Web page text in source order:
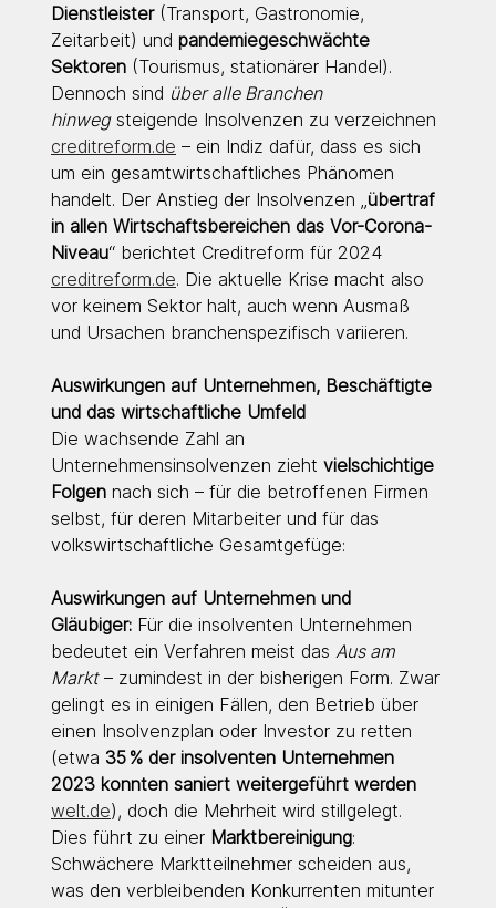
Dienstleister (Transport, Gastronomie,
Zeitarbeit) und pandemiegeschwächte
Sektoren (Tourismus, stationärer Handel).
Dennoch sind über alle Branchen
hinweg steigende Insolvenzen zu verzeichnen
creditreform.de – ein Indiz dafür, dass es sich
um ein gesamtwirtschaftliches Phänomen
handelt. Der Anstieg der Insolvenzen „ übertraf
in allen Wirtschaftsbereichen das Vor-Corona-
Niveau“ berichtet Creditreform für 2024
creditreform.de. Die aktuelle Krise macht also
vor keinem Sektor halt, auch wenn Ausmaß
und Ursachen branchenspezifisch variieren.
Auswirkungen auf Unternehmen, Beschäftigte
und das wirtschaftliche Umfeld
Die wachsende Zahl an
Unternehmensinsolvenzen zieht vielschichtige
Folgen nach sich – für die betroffenen Firmen
selbst, für deren Mitarbeiter und für das
volkswirtschaftliche Gesamtgefüge:
Auswirkungen auf Unternehmen und
Gläubiger: Für die insolventen Unternehmen
bedeutet ein Verfahren meist das Aus am
Markt – zumindest in der bisherigen Form. Zwar
gelingt es in einigen Fällen, den Betrieb über
einen Insolvenzplan oder Investor zu retten
(etwa 35 % der insolventen Unternehmen
2023 konnten saniert weitergeführt werden
welt.de), doch die Mehrheit wird stillgelegt.
Dies führt zu einer Marktbereinigung:
Schwächere Marktteilnehmer scheiden aus,
was den verbleibenden Konkurrenten mitunter